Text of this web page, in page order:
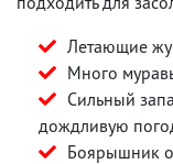
Летающие
Много
Сильный
дождливую
Боярышник